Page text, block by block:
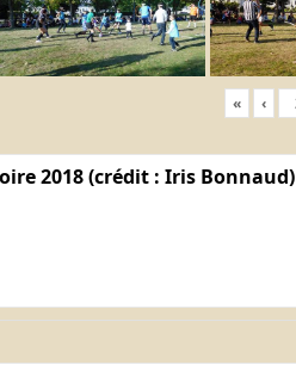
« ‹
2018 (crédit : Iris Bonnaud)